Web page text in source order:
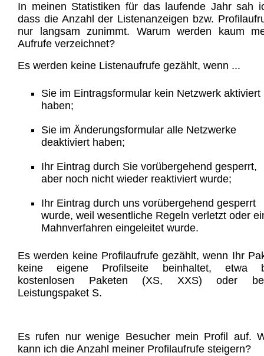
In meinen Statistiken für das laufende Jahr sah
dass die Anzahl der Listenanzeigen bzw.
nur langsam zunimmt. Warum werden kaum
Aufrufe verzeichnet?
Es werden keine Listenaufrufe gezählt, wenn ...
Sie im Eintragsformular kein Netzwerk aktiviert
haben;
Sie im Änderungsformular alle Netzwerke
deaktiviert haben;
Ihr Eintrag durch Sie vorübergehend gesperrt,
aber noch nicht wieder reaktiviert wurde;
Ihr Eintrag durch uns vorübergehend gesperrt
wurde, weil wesentliche Regeln verletzt oder
Mahnverfahren eingeleitet wurde.
Es werden keine Profilaufrufe gezählt, wenn Ihr
keine eigene Profilseite beinhaltet, etwa
kostenlosen Paketen (XS, XXS) oder
Leistungspaket S.
Es rufen nur wenige Besucher mein Profil auf.
kann ich die Anzahl meiner Profilaufrufe steigern?